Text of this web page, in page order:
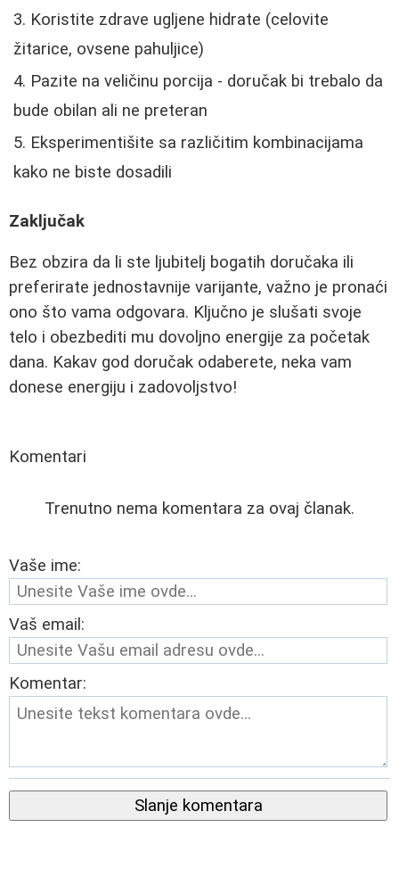
Koristite zdrave ugljene hidrate (celovite
žitarice, ovsene pahuljice)
Pazite na veličinu porcija - doručak bi trebalo da
bude obilan ali ne preteran
Eksperimentišite sa različitim kombinacijama
kako ne biste dosadili
Zaključak
Bez obzira da li ste ljubitelj bogatih doručaka ili
preferirate jednostavnije varijante, važno je pronaći
ono što vama odgovara. Ključno je slušati svoje
telo i obezbediti mu dovoljno energije za početak
dana. Kakav god doručak odaberete, neka vam
donese energiju i zadovoljstvo!
Komentari
Trenutno nema komentara za ovaj članak.
Vaše ime:
Vaš email:
Komentar:
Slanje komentara